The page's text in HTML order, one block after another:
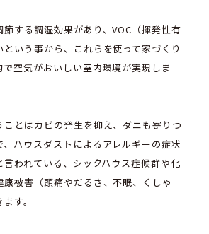
する調湿効果があり、VOC（揮発性有
いう事から、これらを使って家づくり
空気がおいしい室内環境が実現しま
とはカビの発生を抑え、ダニも寄りつ
ハウスダストによるアレルギーの症状
われている、シックハウス症候群や化
被害（頭痛やだるさ、不眠、くしゃ
す。